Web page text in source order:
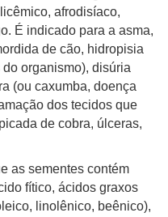
afrodisíaco,
É indicado para a asma,
de cão, hidropisia
organismo), disúria
(ou caxumba, doença
dos tecidos que
de cobra, úlceras,
as sementes contém
fítico, ácidos graxos
linolênico, beênico),